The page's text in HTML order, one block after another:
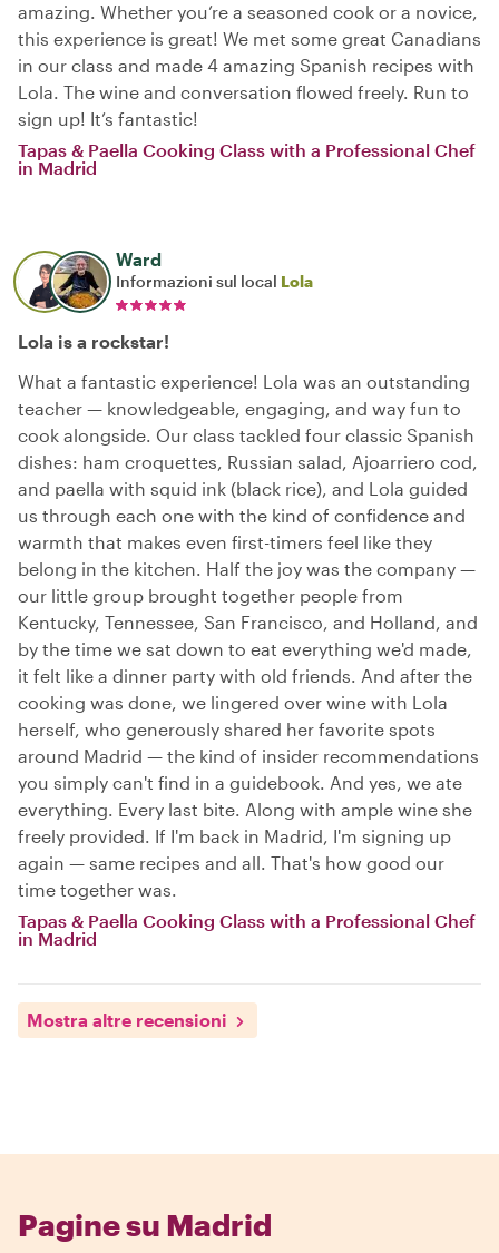
amazing. Whether you’re a seasoned cook or a novice,
this experience is great! We met some great Canadians
in our class and made 4 amazing Spanish recipes with
Lola. The wine and conversation flowed freely. Run to
sign up! It’s fantastic!
Tapas & Paella Cooking Class with a Professional Chef
in Madrid
Ward
Informazioni sul local Lola
Lola is a rockstar!
What a fantastic experience! Lola was an outstanding
teacher — knowledgeable, engaging, and way fun to
cook alongside. Our class tackled four classic Spanish
dishes: ham croquettes, Russian salad, Ajoarriero cod,
and paella with squid ink (black rice), and Lola guided
us through each one with the kind of confidence and
warmth that makes even first-timers feel like they
belong in the kitchen. Half the joy was the company —
our little group brought together people from
Kentucky, Tennessee, San Francisco, and Holland, and
by the time we sat down to eat everything we'd made,
it felt like a dinner party with old friends. And after the
cooking was done, we lingered over wine with Lola
herself, who generously shared her favorite spots
around Madrid — the kind of insider recommendations
you simply can't find in a guidebook. And yes, we ate
everything. Every last bite. Along with ample wine she
freely provided. If I'm back in Madrid, I'm signing up
again — same recipes and all. That's how good our
time together was.
Tapas & Paella Cooking Class with a Professional Chef
in Madrid
Mostra altre recensioni
Pagine su Madrid